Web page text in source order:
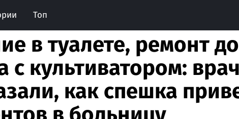
Топ
в туалете, ремонт
с культиватором:
как спешка